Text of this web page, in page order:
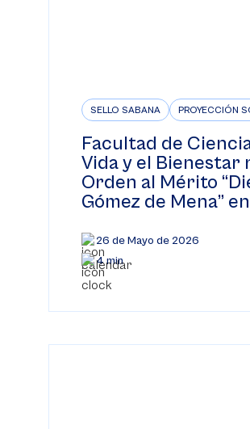
SELLO SABANA PROYECCIÓN
Facultad de
Vida y el Bienestar
Orden al Mérito
Gómez de Mena”
26 de Mayo de 2026
4 min